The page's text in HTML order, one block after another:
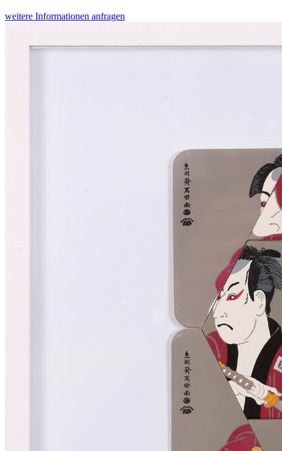
weitere Informationen anfragen